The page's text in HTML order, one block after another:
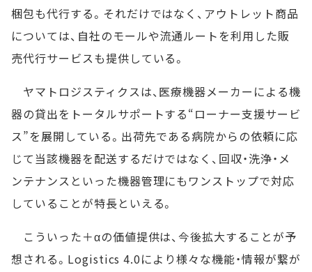
梱包も代行する。それだけではなく、アウトレット商品
については、自社のモールや流通ルートを利用した販
売代行サービスも提供している。
ヤマトロジスティクスは、医療機器メーカーによる機
器の貸出をトータルサポートする“ローナー支援サービ
ス”を展開している。出荷先である病院からの依頼に応
じて当該機器を配送するだけではなく、回収・洗浄・メ
ンテナンスといった機器管理にもワンストップで対応
していることが特長といえる。
こういった＋αの価値提供は、今後拡大することが予
想される。Logistics 4.0により様々な機能・情報が繋が